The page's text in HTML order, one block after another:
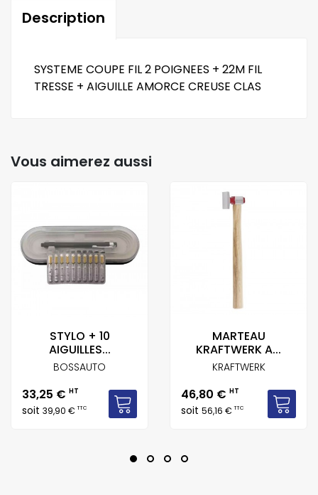
Description
SYSTEME COUPE FIL 2 POIGNEES + 22M FIL
TRESSE + AIGUILLE AMORCE CREUSE CLAS
Vous aimerez aussi
STYLO + 10
AIGUILLES...
BOSSAUTO
Prix
33,25 € HT
soit 39,90 €TTC
MARTEAU
KRAFTWERK A...
KRAFTWERK
Prix
46,80 € HT
soit 56,16 €TTC